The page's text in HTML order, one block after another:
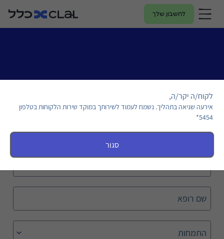
לחשבון שלך
איתור רופא
אזור
שם רופא
התמחות
לקוח/ה יקר/ה,
אירעה שגיאה בתהליך. נשמח לעמוד לשירותך במוקד שירות הלקוחות בטלפון
5454*
סגור